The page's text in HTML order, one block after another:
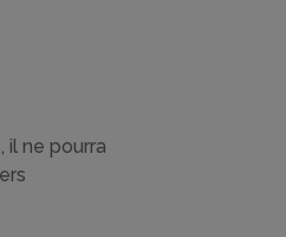
il ne pourra